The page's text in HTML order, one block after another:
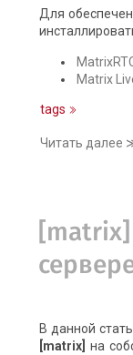
Для
Matrix
tags
Читать далее
В данной
[matrix] на